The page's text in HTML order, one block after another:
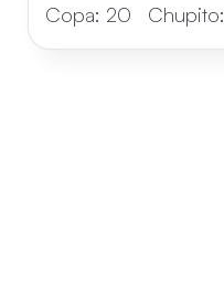
Copa: 20 Chupito: